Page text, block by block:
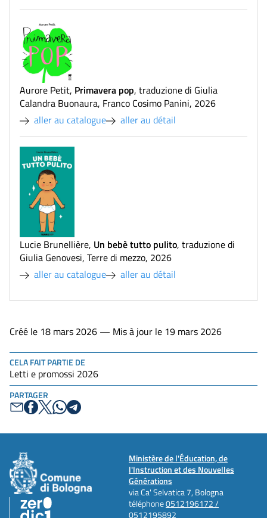
Aurore Petit, Primavera pop, traduzione di Giulia
Calandra Buonaura, Franco Cosimo Panini, 2026
aller au catalogue
aller au détail
Lucie Brunellière, Un bebè tutto pulito, traduzione di
Giulia Genovesi, Terre di mezzo, 2026
aller au catalogue
aller au détail
Créé le 18 mars 2026 — Mis à jour le 19 mars 2026
CELA FAIT PARTIE DE
Letti e promossi 2026
PARTAGER
Ministère de l'Éducation, de
l'Instruction et des Nouvelles
Générations
via Ca' Selvatica 7, Bologna
téléphone0512196172 /
0512195892